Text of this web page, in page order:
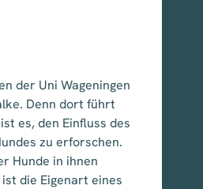
der Uni Wageningen
Denn dort führt
es, den Einfluss des
zu erforschen.
Hunde in ihnen
die Eigenart eines